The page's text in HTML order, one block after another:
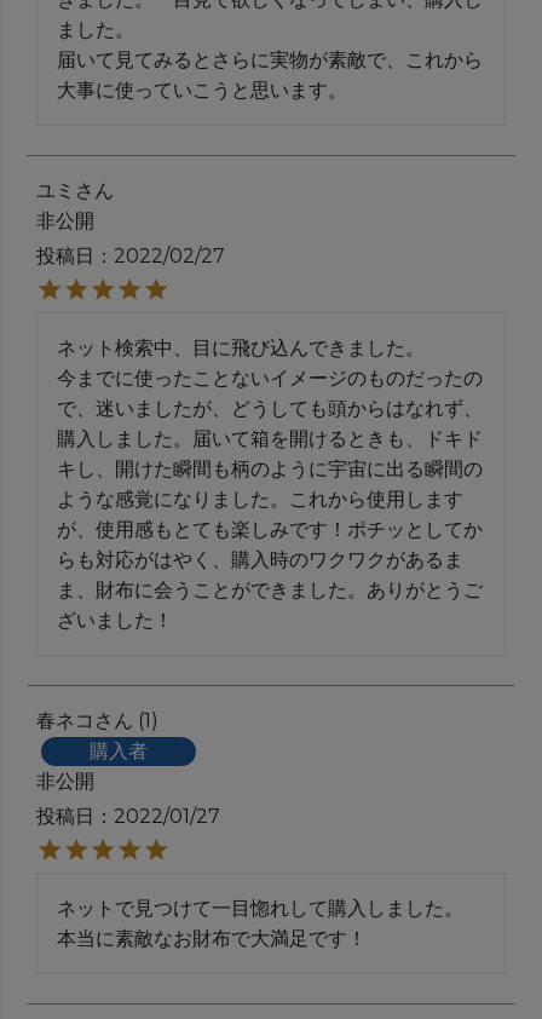
ました。
届いて見てみるとさらに実物が素敵で、これから
大事に使っていこうと思います。
ユミ
非公開
投稿日
2022/02/27
ネット検索中、目に飛び込んできました。
今までに使ったことないイメージのものだったの
で、迷いましたが、どうしても頭からはなれず、
購入しました。届いて箱を開けるときも、ドキド
キし、開けた瞬間も柄のように宇宙に出る瞬間の
ような感覚になりました。これから使用します
が、使用感もとても楽しみです！ポチッとしてか
らも対応がはやく、購入時のワクワクがあるま
ま、財布に会うことができました。ありがとうご
ざいました！
春ネコ
1
購入者
非公開
投稿日
2022/01/27
ネットで見つけて一目惚れして購入しました。
本当に素敵なお財布で大満足です！